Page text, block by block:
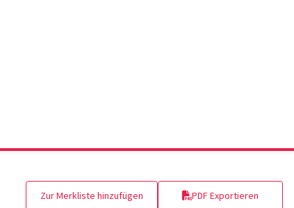
Zur Merkliste hinzufügen PDF Exportieren